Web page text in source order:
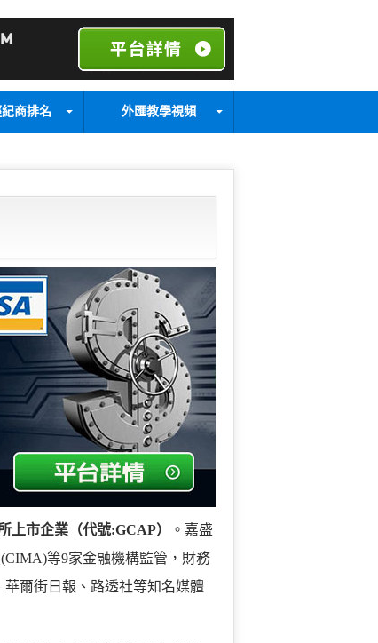
商排名 外匯教學視頻
上市企業（代號:GCAP）
。嘉盛
等9家金融機構監管，財務
爾街日報、路透社等知名媒體